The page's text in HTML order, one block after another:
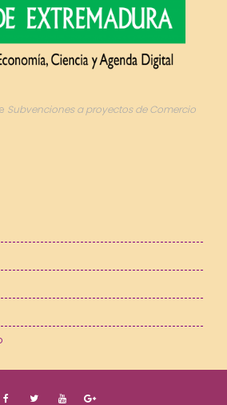
Subvenciones a proyectos de Comercio